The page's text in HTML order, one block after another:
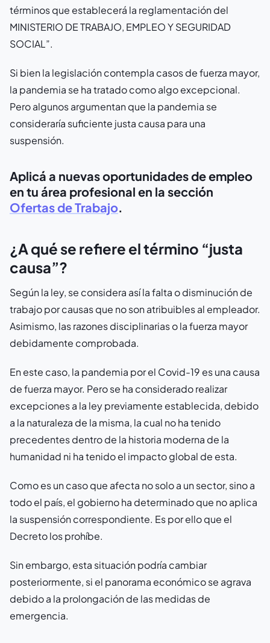
términos que establecerá la reglamentación del
MINISTERIO DE TRABAJO, EMPLEO Y SEGURIDAD
SOCIAL”.
Si bien la legislación contempla casos de fuerza mayor,
la pandemia se ha tratado como algo excepcional.
Pero algunos argumentan que la pandemia se
consideraría suficiente justa causa para una
suspensión.
Aplicá a nuevas oportunidades de empleo
en tu área profesional en la sección
Ofertas de Trabajo.
¿A qué se refiere el término “justa
causa”?
Según la ley, se considera así la falta o disminución de
trabajo por causas que no son atribuibles al empleador.
Asimismo, las razones disciplinarias o la fuerza mayor
debidamente comprobada.
En este caso, la pandemia por el Covid-19 es una causa
de fuerza mayor. Pero se ha considerado realizar
excepciones a la ley previamente establecida, debido
a la naturaleza de la misma, la cual no ha tenido
precedentes dentro de la historia moderna de la
humanidad ni ha tenido el impacto global de esta.
Como es un caso que afecta no solo a un sector, sino a
todo el país, el gobierno ha determinado que no aplica
la suspensión correspondiente. Es por ello que el
Decreto los prohíbe.
Sin embargo, esta situación podría cambiar
posteriormente, si el panorama económico se agrava
debido a la prolongación de las medidas de
emergencia.